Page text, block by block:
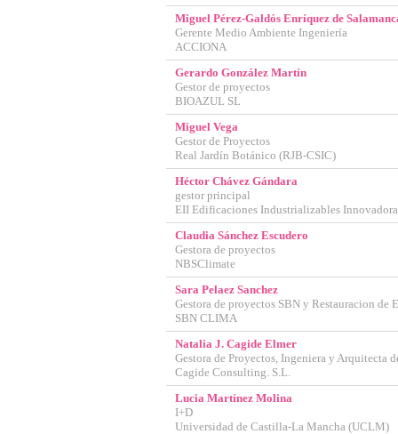
Miguel Pérez-Galdós Enríquez de
Gerente Medio Ambiente Ingeniería
ACCIONA
Gerardo González Martín
Gestor de proyectos
BIOAZUL SL
Miguel Vega
Gestor de Proyectos
Real Jardín Botánico (RJB-CSIC)
Héctor Chávez Gándara
gestor principal
EII Edificaciones Industrializables
Claudia Sánchez Escudero
Gestora de proyectos
NBSClimate
Sara Pelaez Sanchez
Gestora de proyectos SBN y Restauracion de
SBN CLIMA
Natalia J. Cagide Elmer
Gestora de Proyectos, Ingeniera y Arquitecta
Cagide Consulting. S.L.
Lucia Martínez Molina
I+D
Universidad de Castilla-La Mancha (UCLM)
Cookies necesarias
Estas cookies son necesarias
navegador para bloquear o
ninguna información de
Cookies de rendimiento
Estas cookies nos permiten
ayudan a saber qué páginas
recogen estas cookies es
Cookies dirigidas
Estas cookies pueden ser
empresas para crear un perfil
información personal, sino
GUARDAR
Puedes volver a configurar tus
política de cookies